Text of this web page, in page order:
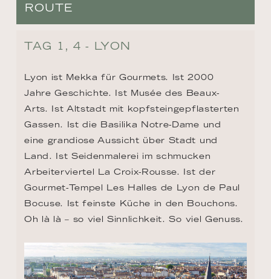
ROUTE
TAG 1, 4 - LYON
Lyon ist Mekka für Gourmets. Ist 2000
Jahre Geschichte. Ist Musée des Beaux-
Arts. Ist Altstadt mit kopfsteingepflasterten
Gassen. Ist die Basilika Notre-Dame und
eine grandiose Aussicht über Stadt und
Land. Ist Seidenmalerei im schmucken
Arbeiterviertel La Croix-Rousse. Ist der
Gourmet-Tempel Les Halles de Lyon de Paul
Bocuse. Ist feinste Küche in den Bouchons.
Oh là là – so viel Sinnlichkeit. So viel Genuss.